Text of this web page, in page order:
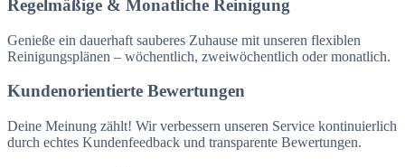
Regelmäßige & Monatliche Reinigung
Genieße ein dauerhaft sauberes Zuhause mit unseren flexiblen
Reinigungsplänen – wöchentlich, zweiwöchentlich oder monatlich.
Kundenorientierte Bewertungen
Deine Meinung zählt! Wir verbessern unseren Service kontinuierlich
durch echtes Kundenfeedback und transparente Bewertungen.